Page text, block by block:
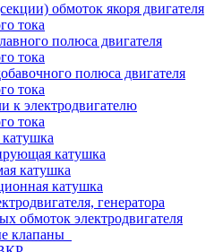
обмоток якоря двигателя
тока
полюса двигателя
тока
полюса двигателя
тока
к электродвигателю
тока
катушка
катушка
катушка
генератора
обмоток электродвигателя
клапаны